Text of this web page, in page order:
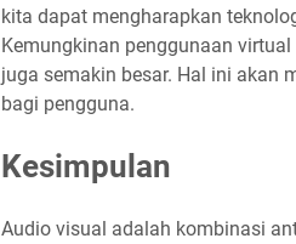
kita dapat mengharapkan
Kemungkinan penggunaan
juga semakin besar. Hal ini akan
bagi pengguna.
Kesimpulan
Audio visual adalah kombinasi